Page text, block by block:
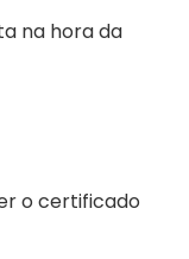
na hora da
o certificado